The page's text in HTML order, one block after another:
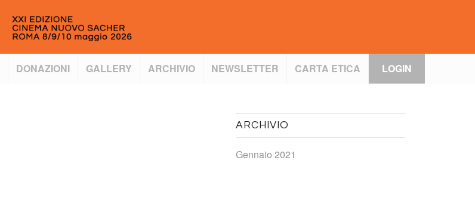
DONAZIONI GALLERY ARCHIVIO NEWSLETTER CARTA ETICA LOGIN
ARCHIVIO
Gennaio 2021